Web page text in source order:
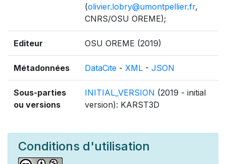
(olivier.lobry@umontpellier.fr,
CNRS/OSU OREME);
Editeur OSU OREME (2019)
Métadonnées DataCite - XML - JSON
Sous-parties
ou versions
INITIAL_VERSION (2019 - initial
version): KARST3D
Conditions d'utilisation